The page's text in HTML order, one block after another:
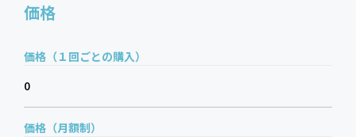
価格
価格（１回ごとの購入）
0
価格（月額制）